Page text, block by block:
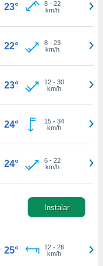
23° 8- 22
km/h
22° 8- 23
km/h
23° 12- 30
km/h
24° 15- 34
km/h
24° 6- 22
km/h
Instalar
25° 12- 26
km/h